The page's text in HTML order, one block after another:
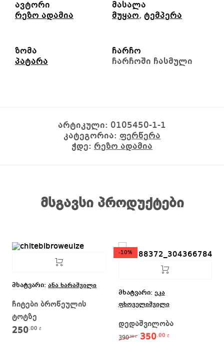
ავტორი
რეზო ადამია
მასალა
მუყაო, ტემპერა
ზომა
პატარა
ჩარჩო
ჩარჩოში ჩასმული
არტიკული: 0105450-1-1
კატეგორია: ფერწერა
ჭდე: რეზო ადამია
მსგავსი პროდუქტები
მხატვარი: ანა ხარაშვილი
ჩიტები ბროწეულის
ტოტზე
250.00 ₾
-10%
მხატვარი: ეკა
ფხოველიშვილი
დედაშვილობა
390.00₾ Original price was:
350.00₾